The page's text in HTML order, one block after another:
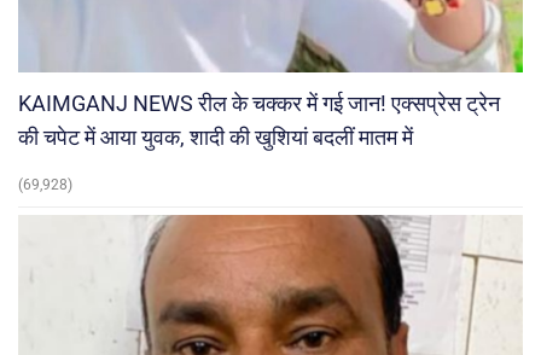
KAIMGANJ NEWS रील के चक्कर में गई जान! एक्सप्रेस ट्रेन
की चपेट में आया युवक, शादी की खुशियां बदलीं मातम में
(69,928)